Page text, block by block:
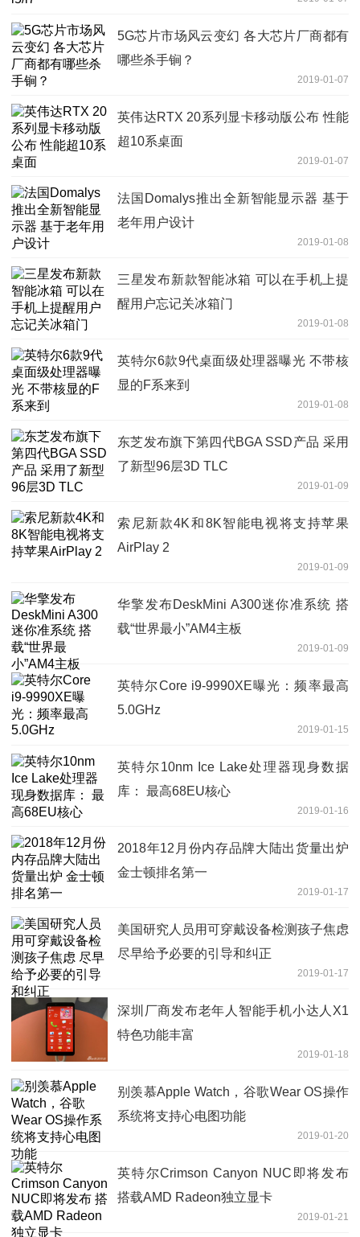
5G芯片市场风云变幻 各大芯片厂商都有
哪些杀手锏？
2019-01-07
英伟达RTX 20系列显卡移动版公布 性能
超10系桌面
2019-01-07
法国Domalys推出全新智能显示器 基于
老年用户设计
2019-01-08
三星发布新款智能冰箱 可以在手机上提
醒用户忘记关冰箱门
2019-01-08
英特尔6款9代桌面级处理器曝光 不带核
显的F系来到
2019-01-08
东芝发布旗下第四代BGA SSD产品 采用
了新型96层3D TLC
2019-01-09
索尼新款4K和8K智能电视将支持苹果
AirPlay 2
2019-01-09
华擎发布DeskMini A300迷你准系统 搭
载“世界最小”AM4主板
2019-01-09
英特尔Core i9-9990XE曝光：频率最高
5.0GHz
2019-01-15
英特尔10nm Ice Lake处理器现身数据
库： 最高68EU核心
2019-01-16
2018年12月份内存品牌大陆出货量出炉
金士顿排名第一
2019-01-17
美国研究人员用可穿戴设备检测孩子焦虑
尽早给予必要的引导和纠正
2019-01-17
深圳厂商发布老年人智能手机小达人X1
特色功能丰富
2019-01-18
别羡慕Apple Watch，谷歌Wear OS操作
系统将支持心电图功能
2019-01-20
英特尔Crimson Canyon NUC即将发布
搭载AMD Radeon独立显卡
2019-01-21